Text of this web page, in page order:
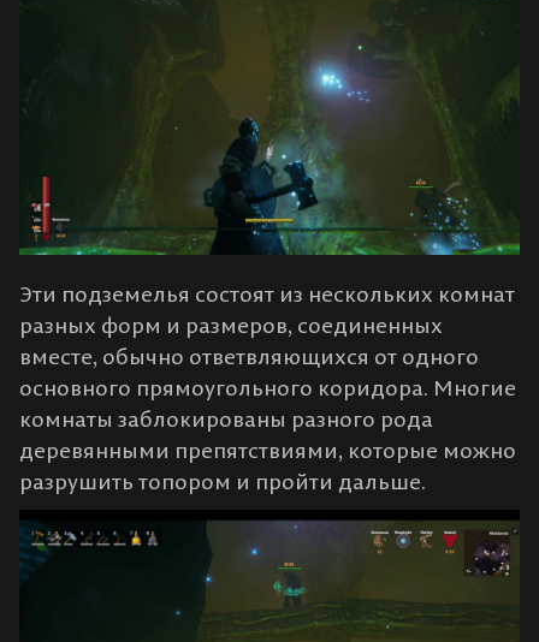
Эти подземелья состоят из нескольких комнат
разных форм и размеров, соединенных
вместе, обычно ответвляющихся от одного
основного прямоугольного коридора. Многие
комнаты заблокированы разного рода
деревянными препятствиями, которые можно
разрушить топором и пройти дальше.